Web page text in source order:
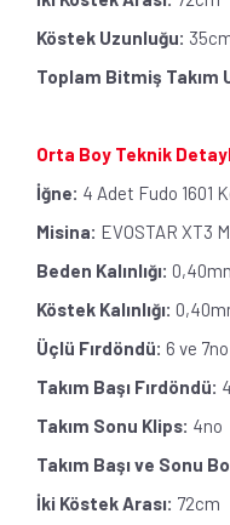
Köstek Uzunluğu:
Toplam Bitmiş Takım
Orta Boy Teknik
İğne: 4 Adet Fudo 1601
Misina: EVOSTAR XT3
Beden Kalınlığı:
Köstek Kalınlığı:
Üçlü Fırdöndü: 6 ve 7no
Takım Başı Fırdöndü:
Takım Sonu Klips: 4no
Takım Başı ve Sonu
İki Köstek Arası: 72cm